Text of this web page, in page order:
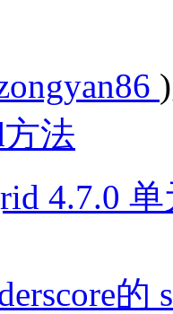
方法
4.7.0
的